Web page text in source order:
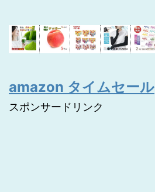
amazon タイムセール
スポンサードリンク